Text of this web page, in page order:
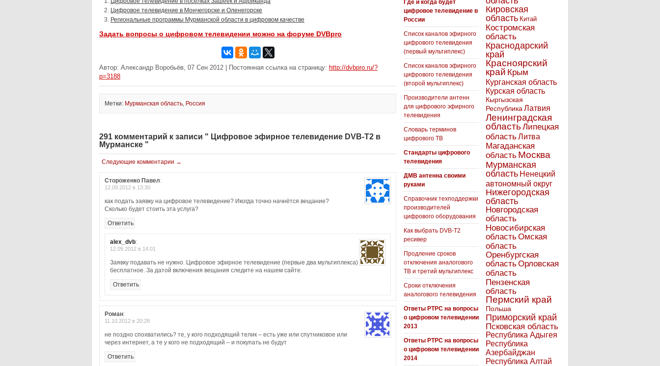
Цифровое телевидение в Мончегорске и Оленегорске
Региональные программы Мурманской области в цифровом качестве
Задать вопросы о цифровом телевидении можно на форуме DVBpro
Автор: Александр Воробьёв, 07 Сен 2012 | Постоянная ссылка на страницу: http://dvbpro.ru/?
p=3188
Метки: Мурманская область, Россия
291 комментарий к записи " Цифровое эфирное телевидение DVB-T2 в
Мурманске "
Следующие комментарии →
Стороженко Павел:
12.09.2012 в 13:30
как подать заявку на цифровое телевидение? Икогда точно начнётся вещание?
Сколько будет стоить эта услуга?
Ответить
alex_dvb:
12.09.2012 в 14:01
Заявку подавать не нужно. Цифровое эфирное телевидение (первые два мультиплекса)
бесплатное. За датой включения вещания следите на нашем сайте.
Ответить
Роман:
11.10.2012 в 20:28
не поздно спохватились? те, у кого подходящий телик – есть уже или спутниковое или
через интернет, а те у кого не подходящий – и покупать не будут
Ответить
Где и когда будет
цифровое телевидение в
России
Список каналов эфирного
цифрового телевидения
(первый мультиплекс)
Список каналов эфирного
цифрового телевидения
(второй мультиплекс)
Производители антенн
для цифрового эфирного
телевидения
Словарь терминов
цифрового ТВ
Стандарты цифрового
телевидения
ДМВ антенна своими
руками
Справочник техподдержки
производителей
цифрового оборудования
Как выбрать DVB-T2
ресивер
Продление сроков
отключения аналогового
ТВ и третий мультиплекс
Сроки отключения
аналогового телевидения
Ответы РТРС на вопросы
о цифровом телевидении
2013
Ответы РТРС на вопросы
о цифровом телевидении
2014
Кировская
область Китай
Костромская
область
Краснодарский
край
Красноярский
край Крым
Курганская область
Курская область
Кыргызская
Республика Латвия
Ленинградская
область Липецкая
областьЛитва
Магаданская
область Москва
Мурманская
область Ненецкий
автономный округ
Нижегородская
область
Новгородская
область
Новосибирская
областьОмская
область
Оренбургская
областьОрловская
область
Пензенская
область
Пермский край
Польша
Приморский край
Псковская область
Республика Адыгея
Республика
Азербайджан
Республика Алтай